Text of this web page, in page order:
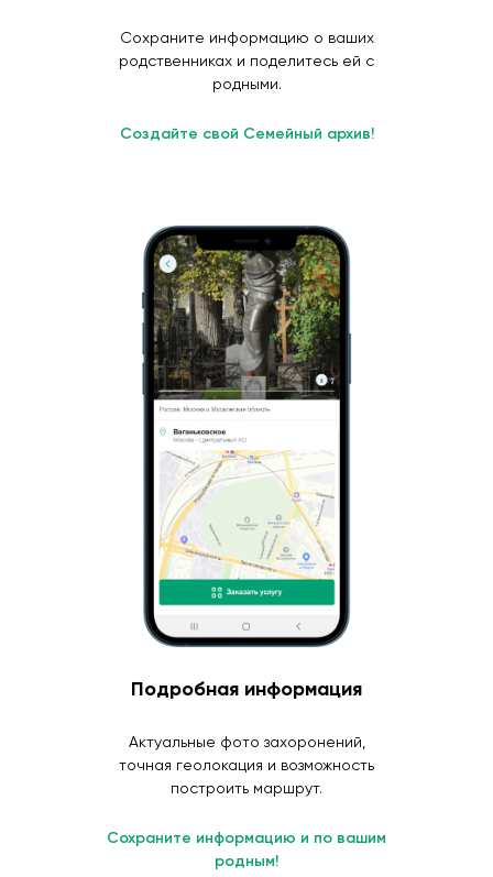
Сохраните информацию о ваших
родственниках и поделитесь ей с
родными.
Создайте свой Семейный архив!
Подробная информация
Актуальные фото захоронений,
точная геолокация и возможность
построить маршрут.
Сохраните информацию и по вашим
родным!